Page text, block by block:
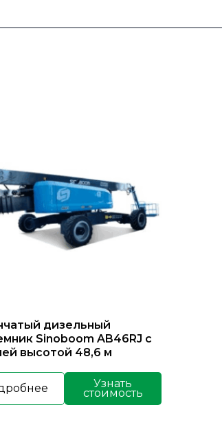
дизельный
Sinoboom AB46RJ с
высотой 48,6 м
Узнать
стоимость